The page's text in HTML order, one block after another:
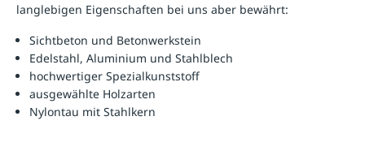
langlebigen Eigenschaften bei uns aber bewährt:
Sichtbeton und Betonwerkstein
Edelstahl, Aluminium und Stahlblech
hochwertiger Spezialkunststoff
ausgewählte Holzarten
Nylontau mit Stahlkern